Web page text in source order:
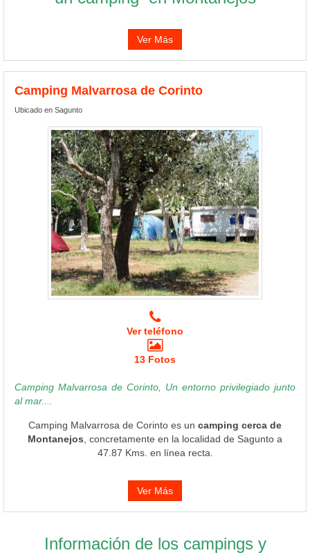
Ver Más
Camping Malvarrosa de Corinto
Ubicado en Sagunto
Ver teléfono
13 Fotos
Camping Malvarrosa de Corinto, Un entorno privilegiado junto
al mar....
Camping Malvarrosa de Corinto es un camping cerca de
Montanejos , concretamente en la localidad de Sagunto a
47.87 Kms. en línea recta.
Ver Más
Información de los campings y